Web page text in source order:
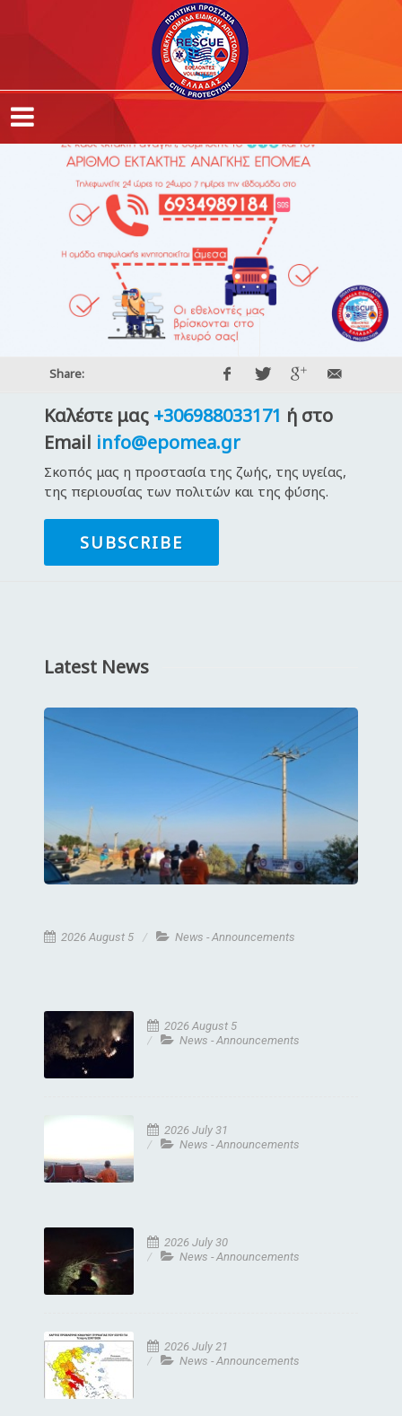
Share:
Καλέστε μας +306988033171 ή στο
Email info@epomea.gr
Σκοπός μας η προστασία της ζωής, της υγείας,
της περιουσίας των πολιτών και της φύσης.
SUBSCRIBE
Latest News
2026 August 5 News - Announcements
2026 August 5
News - Announcements
2026 July 31
News - Announcements
2026 July 30
News - Announcements
2026 July 21
News - Announcements